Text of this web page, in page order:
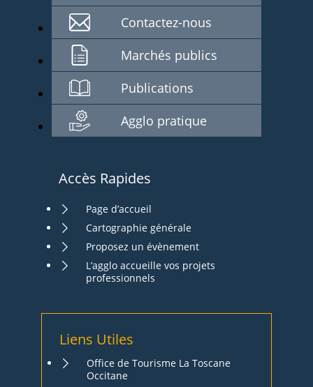
Contactez-nous
Marchés publics
Publications
Agglo pratique
Accès Rapides
Page d’accueil
Cartographie générale
Proposez un évènement
L’agglo accueille vos projets
professionnels
Liens Utiles
Office de Tourisme La Toscane
Occitane